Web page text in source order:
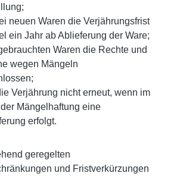
neuen Waren die Verjährungsfrist
ein Jahr ab Ablieferung der Ware;
Waren die Rechte und
wegen Mängeln
Verjährung nicht erneut, wenn im
Mängelhaftung eine
erfolgt.
geregelten
und Fristverkürzungen